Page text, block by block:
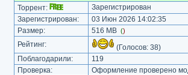
Торрент:
Зарегистрирован
Зарегистрирован:
03 Июн 2026 14:02:35
Размер:
516 MB ()
Рейтинг: (Голосов: 38)
Поблагодарили:
119
Проверка:
Оформление проверено